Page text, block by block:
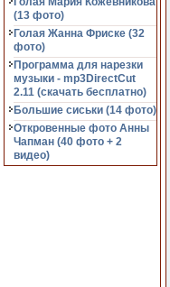
(13 фото)
Голая Жанна Фриске (32
фото)
Программа для нарезки
музыки - mp3DirectCut
2.11 (cкачать бесплатно)
Большие сиськи (14 фото)
Откровенные фото Анны
Чапман (40 фото + 2
видео)